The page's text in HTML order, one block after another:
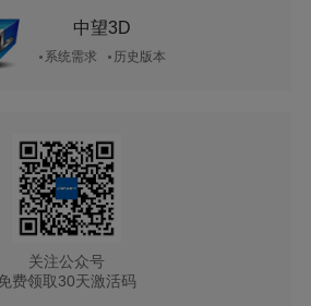
中望3D
系统需求 历史版本
关注公众号
费领取30天激活码